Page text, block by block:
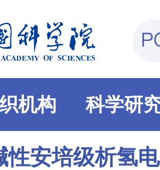
机构 科学研
性安培级析氢